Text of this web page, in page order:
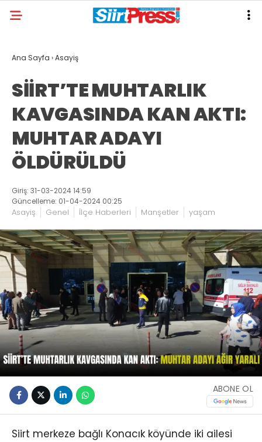
Ana Sayfa ›Asayiş
SİİRT’TE MUHTARLIK
KAVGASINDA KAN AKTI:
MUHTAR ADAYI
ÖLDÜRÜLDÜ
Giriş: 31-03-2024 14:59
Güncelleme: 01-04-2024 00:25
Asayiş Genel İlçe Haberleri Manşetler yaşam
ABONE OL
Siirt merkeze bağlı Konacık köyünde iki ailesi